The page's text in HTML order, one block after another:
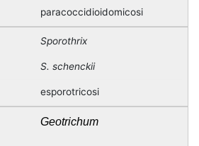
paracoccidioidomicosi
Sporothrix
S. schenckii
esporotricosi
Geotrichum